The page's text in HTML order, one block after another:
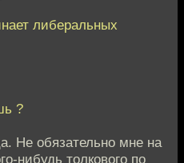
либеральных
?
Не обязательно мне на
нибудь толкового по